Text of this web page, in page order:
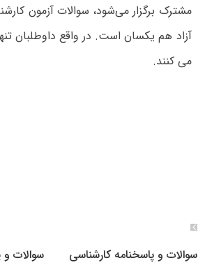
مشترک برگزار می‌شود، سوالات آزمون
آزاد هم یکسان است. در واقع داوطلبان
می کنند.
سوالات و پاسخنامه کارشناسی
سوالات و